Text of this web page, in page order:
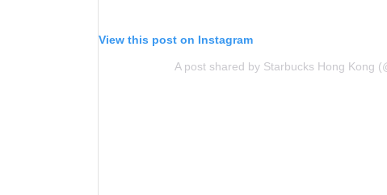
View this post on Instagram
A post shared by Starbucks Hong Kong